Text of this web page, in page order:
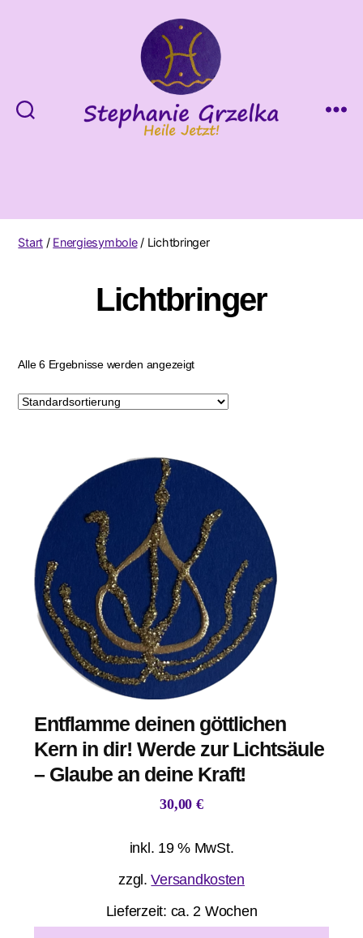
Start / Energiesymbole/ Lichtbringer
Lichtbringer
Alle 6 Ergebnisse werden angezeigt
Entflamme deinen göttlichen
Kern in dir! Werde zur Lichtsäule
– Glaube an deine Kraft!
30,00 €
inkl. 19 % MwSt.
zzgl.Versandkosten
Lieferzeit: ca. 2 Wochen